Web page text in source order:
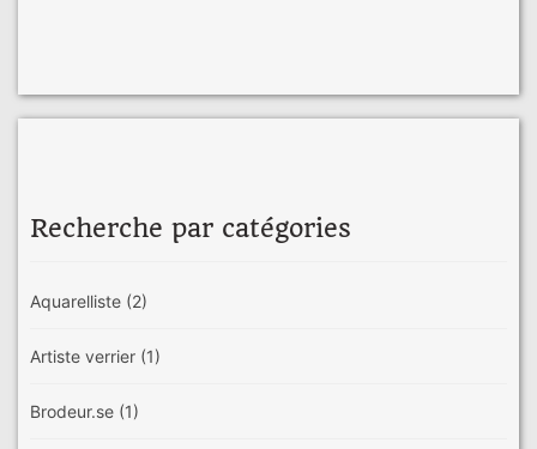
Recherche par catégories
Aquarelliste (2)
Artiste verrier (1)
Brodeur.se (1)